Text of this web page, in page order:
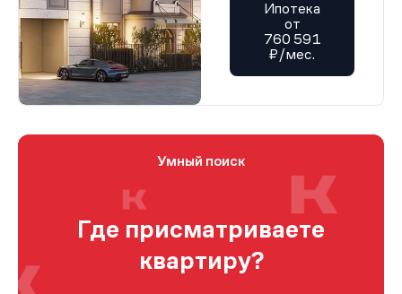
Ипотека
от
760 591
₽/мес.
Умный поиск
Где присматриваете
квартиру?